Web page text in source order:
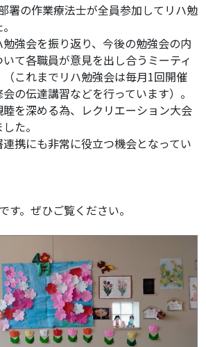
署の作業療法士が全員参加してリハ勉
強会を振り返り、今後の勉強会の内
て各職員が意見を出し合うミーティ
これまでリハ勉強会は毎月1回開催
の伝達講習などを行っています）。
を深める為、レクリエーション大会
た。
携にも非常に役立つ機会となってい
す。ぜひご覧ください。